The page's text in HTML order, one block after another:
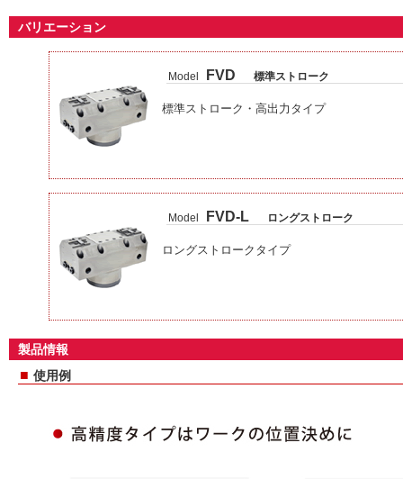
バリエーション
Model FVD 標準ストローク
標準ストローク・高出力タイプ
Model FVD-L ロングストローク
ロングストロークタイプ
製品情報
■ 使用例